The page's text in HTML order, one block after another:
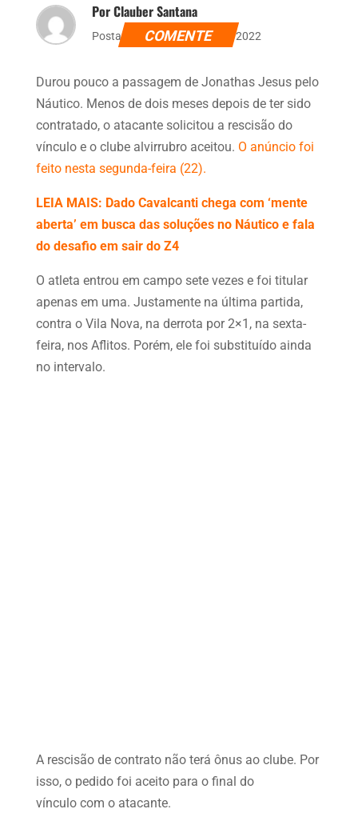
Por Clauber Santana
Postado dia 22 de agosto de 2022
COMENTE
Durou pouco a passagem de Jonathas Jesus pelo
Náutico. Menos de dois meses depois de ter sido
contratado, o atacante solicitou a rescisão do
vínculo e o clube alvirrubro aceitou. O anúncio foi
feito nesta segunda-feira (22).
LEIA MAIS: Dado Cavalcanti chega com ‘mente
aberta’ em busca das soluções no Náutico e fala
do desafio em sair do Z4
O atleta entrou em campo sete vezes e foi titular
apenas em uma. Justamente na última partida,
contra o Vila Nova, na derrota por 2×1, na sexta-
feira, nos Aflitos. Porém, ele foi substituído ainda
no intervalo.
A rescisão de contrato não terá ônus ao clube. Por
isso, o pedido foi aceito para o final do
vínculo com o atacante.